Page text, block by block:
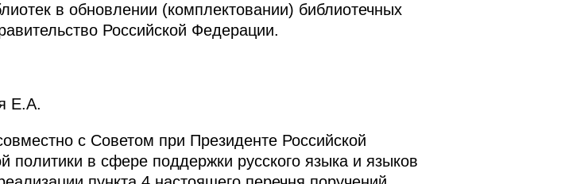
в обновлении (комплектовании) библиотечных
Российской Федерации.
Е.А.
с Советом при Президенте Российской
политики в сфере поддержки русского языка и языков